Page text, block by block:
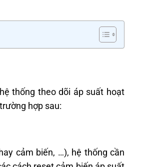
thống theo dõi áp suất hoạt
hợp sau:
cảm biến, …), hệ thống cần